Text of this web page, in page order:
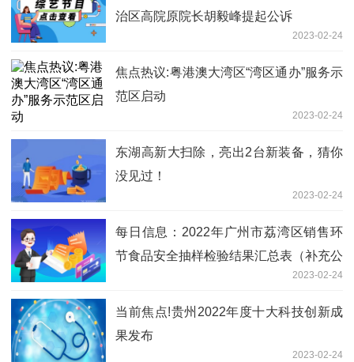
治区高院原院长胡毅峰提起公诉
2023-02-24
焦点热议:粤港澳大湾区“湾区通办”服务示
范区启动
2023-02-24
东湖高新大扫除，亮出2台新装备，猜你
没见过！
2023-02-24
每日信息：2022年广州市荔湾区销售环
节食品安全抽样检验结果汇总表（补充公
2023-02-24
当前焦点!贵州2022年度十大科技创新成
果发布
2023-02-24